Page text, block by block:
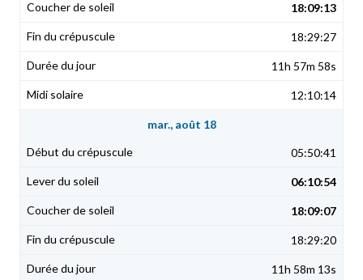
18:09:13
18:29:27
11h 57m 58s
12:10:14
mar., août 18
05:50:41
06:10:54
18:09:07
18:29:20
11h 58m 13s